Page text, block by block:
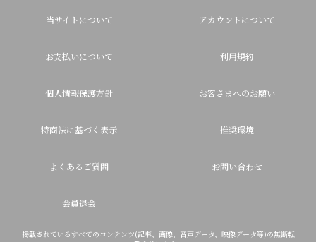
当サイトについて アカウントについて
お支払いについて 利用規約
個人情報保護方針 お客さまへのお願い
特商法に基づく表示 推奨環境
よくあるご質問 お問い合わせ
会員退会
掲載されているすべてのコンテンツ(記事、画像、音声データ、映像データ等)の無断転